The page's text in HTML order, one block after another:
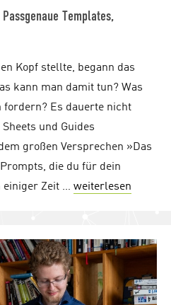
Templates,
Kopf stellte, begann das
kann man damit tun? Was
Es dauerte nicht
und Guides
großen Versprechen »Das
die du für dein
einiger Zeit … weiterlesen